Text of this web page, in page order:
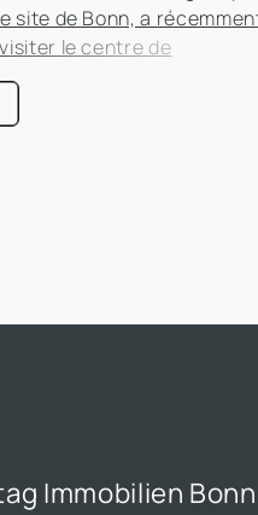
site de Bonn, a
le centre de
de Kerpen-Horrem
excursion
consacrée à l'efficacité
Immobilien Bonn